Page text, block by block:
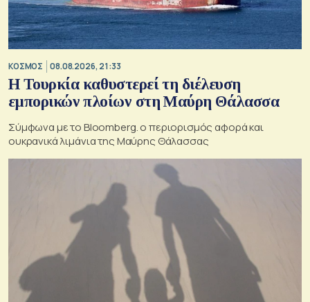
ΚΟΣΜΟΣ 08.08.2026, 21:33
Η Τουρκία καθυστερεί τη διέλευση
εμπορικών πλοίων στη Μαύρη Θάλασσα
Σύμφωνα με το Bloomberg. ο περιορισμός αφορά και
ουκρανικά λιμάνια της Μαύρης Θάλασσας